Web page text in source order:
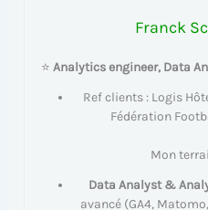
Franck
⭐ Analytics engineer, Data
Ref clients : Logis
Fédération
Mon
Data Analyst &
avancé (GA4,